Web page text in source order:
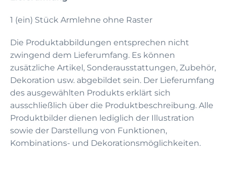
1 (ein) Stück Armlehne ohne Raster
Die Produktabbildungen entsprechen nicht
zwingend dem Lieferumfang. Es können
zusätzliche Artikel, Sonderausstattungen, Zubehör,
Dekoration usw. abgebildet sein. Der Lieferumfang
des ausgewählten Produkts erklärt sich
ausschließlich über die Produktbeschreibung. Alle
Produktbilder dienen lediglich der Illustration
sowie der Darstellung von Funktionen,
Kombinations- und Dekorationsmöglichkeiten.